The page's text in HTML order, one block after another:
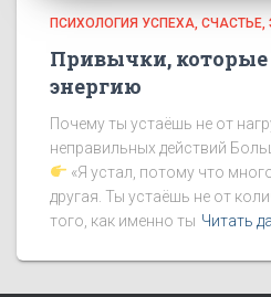
ПСИХОЛОГИЯ УСПЕХА СЧАСТЬЕ
Привычки,
энергию
Почему ты устаёшь не от
неправильных действий
«Я устал, потому что
другая. Ты устаёшь не от
того, как именно ты Читать